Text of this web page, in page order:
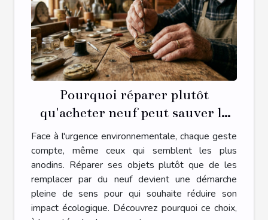
Pourquoi réparer plutôt
qu'acheter neuf peut sauver la
planète ?
Face à l'urgence environnementale, chaque geste
compte, même ceux qui semblent les plus
anodins. Réparer ses objets plutôt que de les
remplacer par du neuf devient une démarche
pleine de sens pour qui souhaite réduire son
impact écologique. Découvrez pourquoi ce choix,